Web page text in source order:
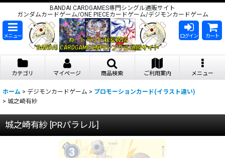
BANDAI CARDGAMES専門シングル通販サイト
ガンダムカードゲーム/ONE PIECEカードゲーム/デジモンカードゲーム
メニュー ログイン カート
カテゴリ マイページ 商品検索 ご利用案内 メニュー
ホーム > デジモンカードゲーム > プロモーションカード(イラスト違い)
> 城之崎有紗
城之崎有紗 [PRパラレル]